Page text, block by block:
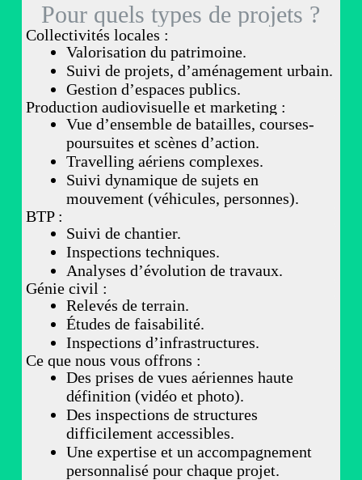
Pour quels types de projets ?
Collectivités locales :
Valorisation du patrimoine.
Suivi de projets, d’aménagement urbain.
Gestion d’espaces publics.
Production audiovisuelle et marketing :
Vue d’ensemble de batailles, courses-
poursuites et scènes d’action.
Travelling aériens complexes.
Suivi dynamique de sujets en
mouvement (véhicules, personnes).
BTP :
Suivi de chantier.
Inspections techniques.
Analyses d’évolution de travaux.
Génie civil :
Relevés de terrain.
Études de faisabilité.
Inspections d’infrastructures.
Ce que nous vous offrons :
Des prises de vues aériennes haute
définition (vidéo et photo).
Des inspections de structures
difficilement accessibles.
Une expertise et un accompagnement
personnalisé pour chaque projet.